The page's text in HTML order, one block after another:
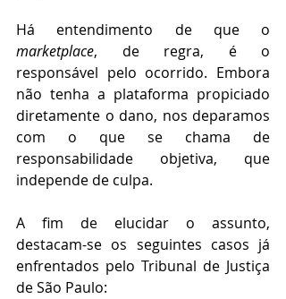
marketplace, de regra, é o
responsável pelo ocorrido. Embora
não tenha a plataforma propiciado
diretamente o dano, nos deparamos
com o que se chama de
responsabilidade objetiva, que
independe de culpa.
A fim de elucidar o assunto,
destacam-se os seguintes casos já
enfrentados pelo Tribunal de Justiça
de São Paulo: